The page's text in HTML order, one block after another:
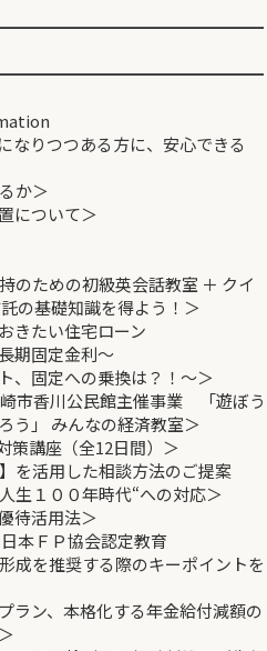
りつつある方に、安心できる
か＞
について＞
ための初級英会話教室 ＋ クイ
識を得よう！＞
たい住宅ローン
金利～
乗換は？！～＞
香川公民館主催事業 「遊ぼう
なの経済教室＞
講座（全12日間）＞
活用した相談方法のご提案
００年時代“への対応＞
待活用法＞
ＦＰ協会認定教育
推奨する際のキーポイントを
、本格化する年金給付減額の